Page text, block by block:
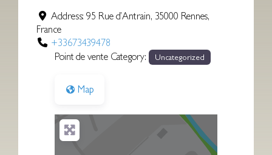
Address:95 Rue d’Antrain, 35000 Rennes,
France
+33673439478
Point de vente Category:
Uncategorized
Map